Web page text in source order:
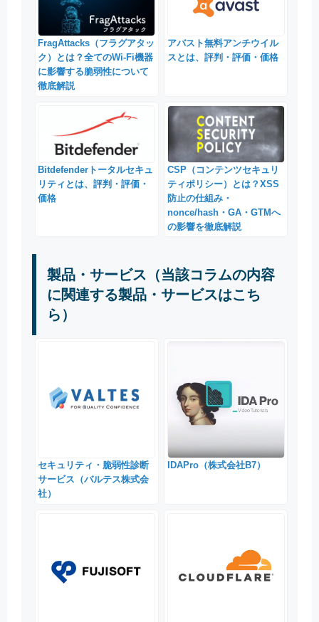
FragAttacks（フラグアタッ
ク）とは？全てのWi-Fi機器
に影響する脆弱性について
徹底解説
アバスト無料アンチウイル
スとは、評判・評価・価格
Bitdefenderトータルセキュ
リティとは、評判・評価・
価格
CSP（コンテンツセキュリ
ティポリシー）とは？XSS
防止の仕組み・
nonce/hash・GA・GTMへ
の影響を徹底解説
製品・サービス（当該コラムの内容
に関連する製品・サービスはこち
ら）
セキュリティ・脆弱性診断
サービス（バルテス株式会
社）
IDAPro（株式会社B7）